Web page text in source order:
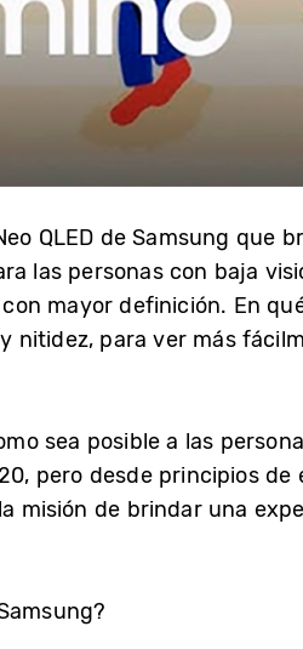
QLED de Samsung que
las personas con baja
mayor definición. En
nitidez, para ver más
sea posible a las
pero desde principios de
misión de brindar una